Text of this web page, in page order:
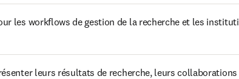
les workflows de gestion de la recherche et les
leurs résultats de recherche, leurs